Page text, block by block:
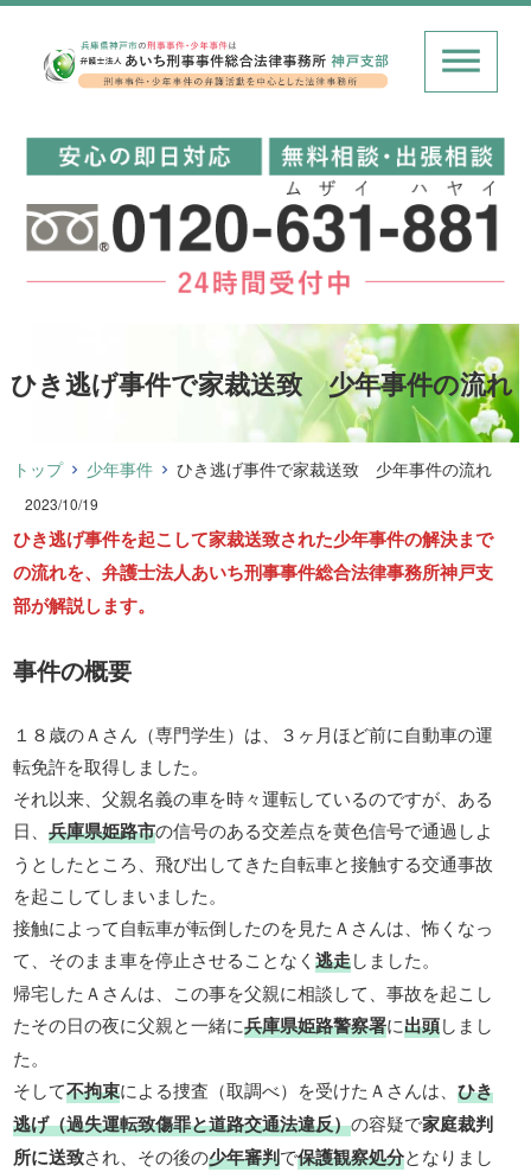
ひき逃げ事件で家裁送致 少年事件の流れ
トップ 少年事件 ひき逃げ事件で家裁送致 少年事件の流れ
2023/10/19
ひき逃げ事件を起こして家裁送致された少年事件の解決まで
の流れを、弁護士法人あいち刑事事件総合法律事務所神戸支
部が解説します。
事件の概要
１８歳のＡさん（専門学生）は、３ヶ月ほど前に自動車の運
転免許を取得しました。
それ以来、父親名義の車を時々運転しているのですが、ある
日、兵庫県姫路市の信号のある交差点を黄色信号で通過しよ
うとしたところ、飛び出してきた自転車と接触する交通事故
を起こしてしまいました。
接触によって自転車が転倒したのを見たＡさんは、怖くなっ
て、そのまま車を停止させることなく逃走しました。
帰宅したＡさんは、この事を父親に相談して、事故を起こし
たその日の夜に父親と一緒に兵庫県姫路警察署に出頭しまし
た。
そして不拘束による捜査（取調べ）を受けたＡさんは、ひき
逃げ（過失運転致傷罪と道路交通法違反）の容疑で家庭裁判
所に送致され、その後の少年審判で保護観察処分となりまし